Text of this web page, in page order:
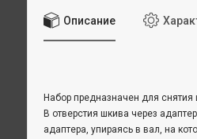
Описание
Набор предназначен для
В отверстия шкива через
адаптера, упираясь в вал, на